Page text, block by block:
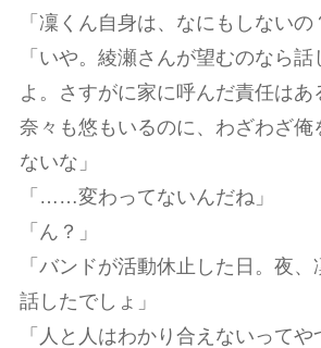
「凜くん自身は、なにもしないの
「いや。綾瀬さんが望むのなら
よ。さすがに家に呼んだ責任はあ
奈々も悠もいるのに、わざわざ俺
ないな」
「……変わってないんだね」
「ん？」
「バンドが活動休止した日。夜
話したでしょ」
「人と人はわかり合えないってや